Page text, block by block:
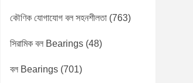
কৌণিক যোগাযোগ বল সহনশীলতা (763)
সিরামিক বল Bearings (48)
বল Bearings (701)